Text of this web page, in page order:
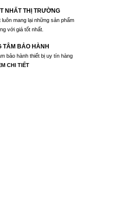
NHẤT THỊ TRƯỜNG
luôn mang lại những sản phẩm
với giá tốt nhất.
TÂM BẢO HÀNH
bảo hành thiết bị uy tín hàng
CHI TIẾT